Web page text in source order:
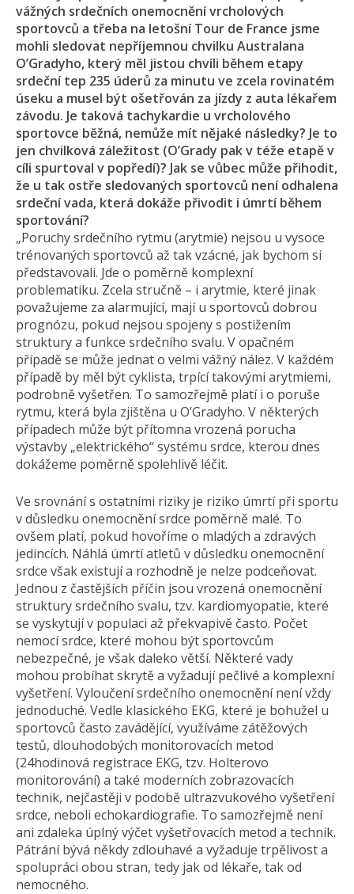
vážných srdečních onemocnění vrcholových
sportovců a třeba na letošní Tour de France jsme
mohli sledovat nepříjemnou chvilku Australana
O’Gradyho, který měl jistou chvíli během etapy
srdeční tep 235 úderů za minutu ve zcela rovinatém
úseku a musel být ošetřován za jízdy z auta lékařem
závodu. Je taková tachykardie u vrcholového
sportovce běžná, nemůže mít nějaké následky? Je to
jen chvilková záležitost (O’Grady pak v téže etapě v
cíli spurtoval v popředí)? Jak se vůbec může přihodit,
že u tak ostře sledovaných sportovců není odhalena
srdeční vada, která dokáže přivodit i úmrtí během
sportování?
„Poruchy srdečního rytmu (arytmie) nejsou u vysoce
trénovaných sportovců až tak vzácné, jak bychom si
představovali. Jde o poměrně komplexní
problematiku. Zcela stručně – i arytmie, které jinak
považujeme za alarmující, mají u sportovců dobrou
prognózu, pokud nejsou spojeny s postižením
struktury a funkce srdečního svalu. V opačném
případě se může jednat o velmi vážný nález. V každém
případě by měl být cyklista, trpící takovými arytmiemi,
podrobně vyšetřen. To samozřejmě platí i o poruše
rytmu, která byla zjištěna u O’Gradyho. V některých
případech může být přítomna vrozená porucha
výstavby „elektrického“ systému srdce, kterou dnes
dokážeme poměrně spolehlivě léčit.
Ve srovnání s ostatními riziky je riziko úmrtí při sportu
v důsledku onemocnění srdce poměrně malé. To
ovšem platí, pokud hovoříme o mladých a zdravých
jedincích. Náhlá úmrtí atletů v důsledku onemocnění
srdce však existují a rozhodně je nelze podceňovat.
Jednou z častějších příčin jsou vrozená onemocnění
struktury srdečního svalu, tzv. kardiomyopatie, které
se vyskytují v populaci až překvapivě často. Počet
nemocí srdce, které mohou být sportovcům
nebezpečné, je však daleko větší. Některé vady
mohou probíhat skrytě a vyžadují pečlivé a komplexní
vyšetření. Vyloučení srdečního onemocnění není vždy
jednoduché. Vedle klasického EKG, které je bohužel u
sportovců často zavádějící, využíváme zátěžových
testů, dlouhodobých monitorovacích metod
(24hodinová registrace EKG, tzv. Holterovo
monitorování) a také moderních zobrazovacích
technik, nejčastěji v podobě ultrazvukového vyšetření
srdce, neboli echokardiografie. To samozřejmě není
ani zdaleka úplný výčet vyšetřovacích metod a technik.
Pátrání bývá někdy zdlouhavé a vyžaduje trpělivost a
spolupráci obou stran, tedy jak od lékaře, tak od
nemocného.